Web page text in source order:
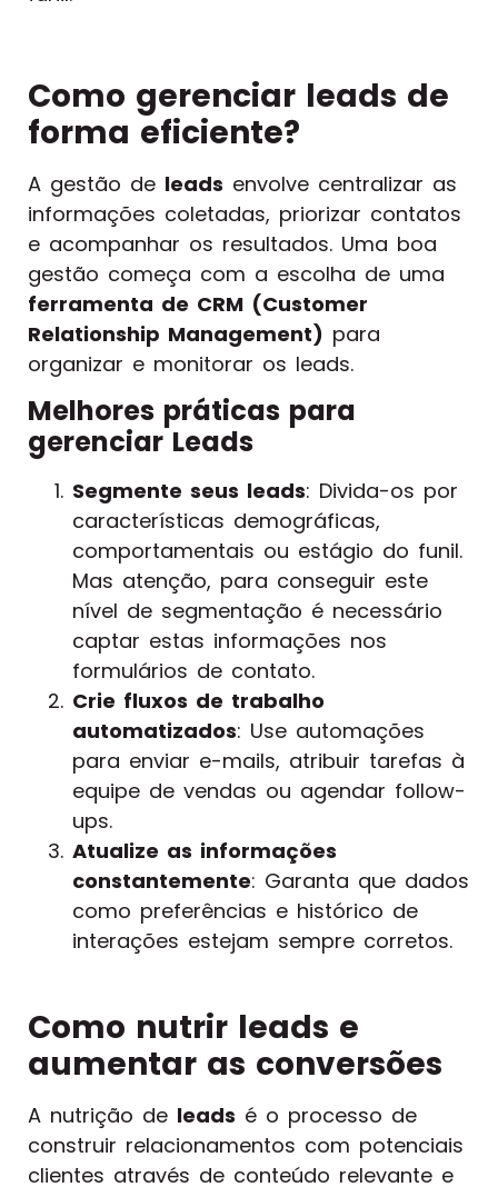
Como gerenciar leads de
forma eficiente?
A gestão de leads envolve centralizar as
informações coletadas, priorizar contatos
e acompanhar os resultados. Uma boa
gestão começa com a escolha de uma
ferramenta de CRM (Customer
Relationship Management) para
organizar e monitorar os leads.
Melhores práticas para
gerenciar Leads
Segmente seus leads: Divida-os por
características demográficas,
comportamentais ou estágio do funil.
Mas atenção, para conseguir este
nível de segmentação é necessário
captar estas informações nos
formulários de contato.
Crie fluxos de trabalho
automatizados: Use automações
para enviar e-mails, atribuir tarefas à
equipe de vendas ou agendar follow-
ups.
Atualize as informações
constantemente: Garanta que dados
como preferências e histórico de
interações estejam sempre corretos.
Como nutrir leads e
aumentar as conversões
A nutrição de leads é o processo de
construir relacionamentos com potenciais
clientes através de conteúdo relevante e